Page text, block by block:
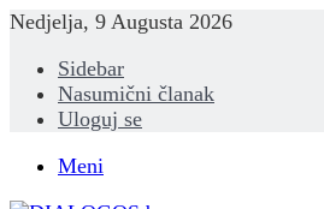
Nedjelja, 9 Augusta 2026
Sidebar
Nasumični članak
Uloguj se
Meni